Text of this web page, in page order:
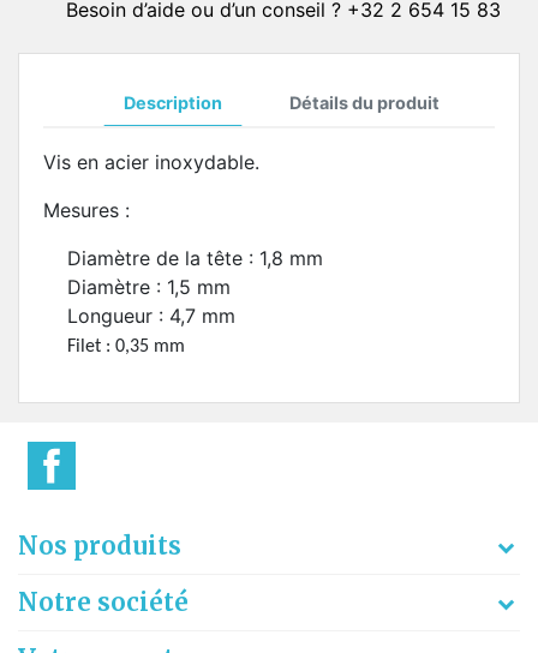
Besoin d’aide ou d’un conseil ? +32 2 654 15 83
Description Détails du produit
Vis en acier inoxydable.
Mesures :
Diamètre de la tête : 1,8 mm
Diamètre : 1,5 mm
Longueur : 4,7 mm
Filet : 0,35 mm
Nos produits
Notre société